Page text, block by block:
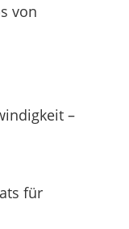
von
–
für